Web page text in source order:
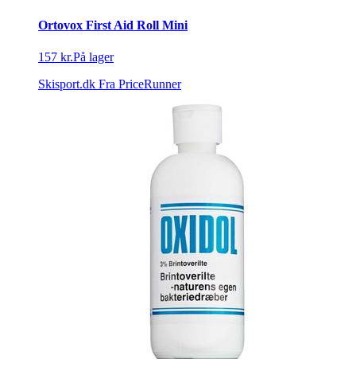
Ortovox First Aid Roll Mini
157 kr.På lager
Skisport.dk Fra PriceRunner